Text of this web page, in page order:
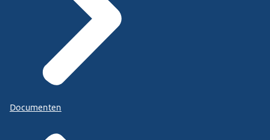
Documenten